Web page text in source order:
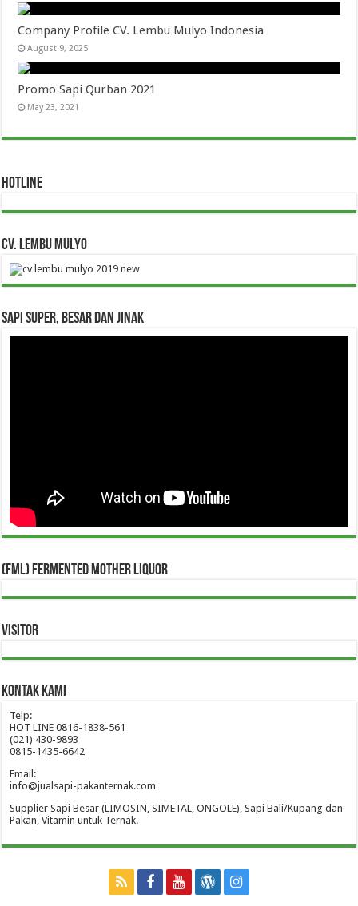
Company Profile CV. Lembu Mulyo Indonesia
August 9, 2025
Promo Sapi Qurban 2021
May 23, 2021
HOTLINE
CV. Lembu Mulyo
Sapi Super, Besar dan Jinak
(FML) Fermented Mother Liquor
Visitor
Kontak Kami
Telp:
HOT LINE 0816-1838-561
(021) 430-9893
0815-1435-6642
Email:
info@jualsapi-pakanternak.com
Supplier Sapi Besar (LIMOSIN, SIMETAL, ONGOLE), Sapi Bali/Kupang dan
Pakan, Vitamin untuk Ternak.